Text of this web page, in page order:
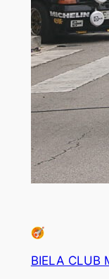
BIELA CLUB